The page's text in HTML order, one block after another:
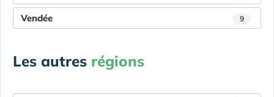
Vendée 9
Les autres régions